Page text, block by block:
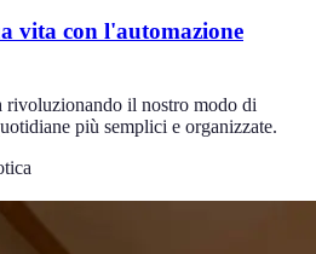
vita con l'automazione
rivoluzionando il nostro modo di
più semplici e organizzate.